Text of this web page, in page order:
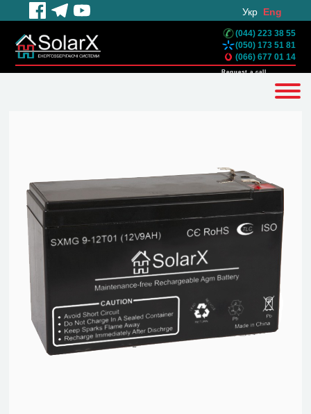
Укр Eng
(044) 223 38 55
(050) 173 51 81
(066) 677 01 14
Request a call